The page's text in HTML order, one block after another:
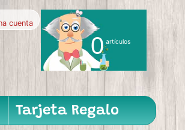
cuenta
0 artículos
child menu
Tarjeta Regalo